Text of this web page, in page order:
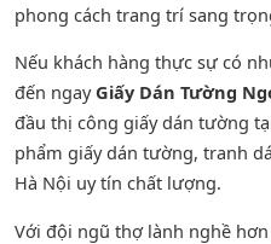
phong cách trang trí sang
Nếu khách hàng thực sự có
đến ngayGiấy Dán Tường
đầu thị công giấy dán tường
phẩm giấy dán tường, tranh
Hà Nội uy tín chất lượng.
Với đội ngũ thợ lành nghề